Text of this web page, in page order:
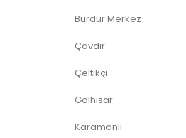
Burdur Merkez
Çavdır
Çeltikçi
Gölhisar
Karamanlı